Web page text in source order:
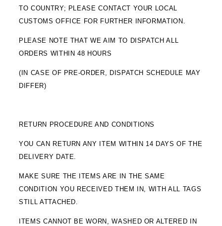
TO COUNTRY; PLEASE CONTACT YOUR LOCAL
CUSTOMS OFFICE FOR FURTHER INFORMATION.
PLEASE NOTE THAT WE AIM TO DISPATCH ALL
ORDERS WITHIN 48 HOURS
(IN CASE OF PRE-ORDER, DISPATCH SCHEDULE MAY
DIFFER)
RETURN PROCEDURE AND CONDITIONS
YOU CAN RETURN ANY ITEM WITHIN 14 DAYS OF THE
DELIVERY DATE.
MAKE SURE THE ITEMS ARE IN THE SAME
CONDITION YOU RECEIVED THEM IN, WITH ALL TAGS
STILL ATTACHED.
ITEMS CANNOT BE WORN, WASHED OR ALTERED IN